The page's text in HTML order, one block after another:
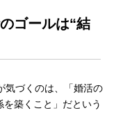
ゴールは“結
気づくのは、「婚活の
築くこと」だという